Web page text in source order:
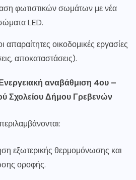
φωτιστικών σωμάτων με νέα
LED.
απαραίτητες οικοδομικές εργασίες
αποκαταστάσεις).
αναβάθμιση 4ου –
Σχολείου Δήμου Γρεβενών
εξωτερικής θερμομόνωσης και
οροφής.